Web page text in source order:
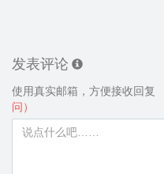
发表评论
使用真实邮箱，方便接收回复
问）